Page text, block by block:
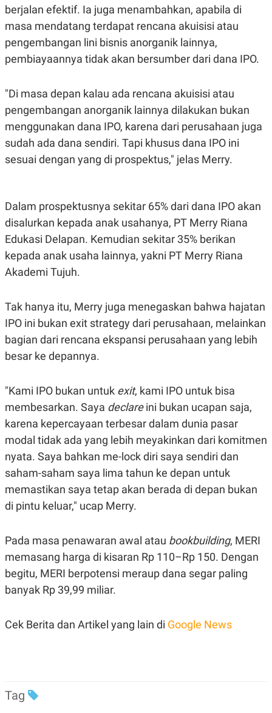
I
A
.
I
SITEMAPPROFILETERM
OF
USE
PEDOMAN
PEMBERITAAN
PRIVACY
berjalan efektif. Ia juga menambahkan, apabila di
masa mendatang terdapat rencana akuisisi atau
pengembangan lini bisnis anorganik lainnya,
pembiayaannya tidak akan bersumber dari dana IPO.
"Di masa depan kalau ada rencana akuisisi atau
pengembangan anorganik lainnya dilakukan bukan
menggunakan dana IPO, karena dari perusahaan juga
sudah ada dana sendiri. Tapi khusus dana IPO ini
sesuai dengan yang di prospektus," jelas Merry.
Dalam prospektusnya sekitar 65% dari dana IPO akan
disalurkan kepada anak usahanya, PT Merry Riana
Edukasi Delapan. Kemudian sekitar 35% berikan
kepada anak usaha lainnya, yakni PT Merry Riana
Akademi Tujuh.
Tak hanya itu, Merry juga menegaskan bahwa hajatan
IPO ini bukan exit strategy dari perusahaan, melainkan
bagian dari rencana ekspansi perusahaan yang lebih
besar ke depannya.
"Kami IPO bukan untuk exit, kami IPO untuk bisa
membesarkan. Saya declareini bukan ucapan saja,
karena kepercayaan terbesar dalam dunia pasar
modal tidak ada yang lebih meyakinkan dari komitmen
nyata. Saya bahkan me-lock diri saya sendiri dan
saham-saham saya lima tahun ke depan untuk
memastikan saya tetap akan berada di depan bukan
di pintu keluar," ucap Merry.
Pada masa penawaran awal atau bookbuilding, MERI
memasang harga di kisaran Rp 110–Rp 150. Dengan
begitu, MERI berpotensi meraup dana segar paling
banyak Rp 39,99 miliar.
Cek Berita dan Artikel yang lain di Google News
Tag